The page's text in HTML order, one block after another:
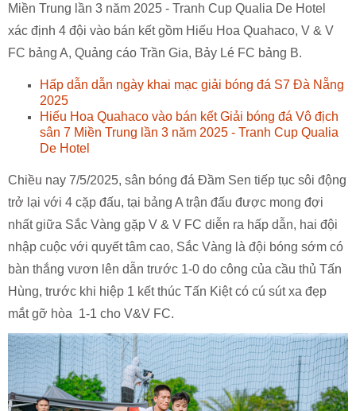
Miền Trung lần 3 năm 2025 - Tranh Cup Qualia De Hotel
xác định 4 đội vào bán kết gồm Hiếu Hoa Quahaco, V & V
FC bảng A, Quảng cáo Trần Gia, Bảy Lé FC bảng B.
Hấp dẫn dẫn ngày khai mạc giải bóng đá S7 Đà Nẵng
2025
Hiếu Hoa Quahaco vào bán kết Giải bóng đá Vô địch
sân 7 Miền Trung lần 3 năm 2025 - Tranh Cup Qualia
De Hotel
Chiều nay 7/5/2025, sân bóng đá Đầm Sen tiếp tục sôi động
trở lại với 4 cặp đấu, tại bảng A trận đấu được mong đợi
nhất giữa Sắc Vàng gặp V & V FC diễn ra hấp dẫn, hai đội
nhập cuộc với quyết tâm cao, Sắc Vàng là đội bóng sớm có
bàn thắng vươn lên dẫn trước 1-0 do công của cầu thủ Tấn
Hùng, trước khi hiệp 1 kết thúc Tấn Kiệt có cú sút xa đẹp
mắt gỡ hòa 1-1 cho V&V FC.